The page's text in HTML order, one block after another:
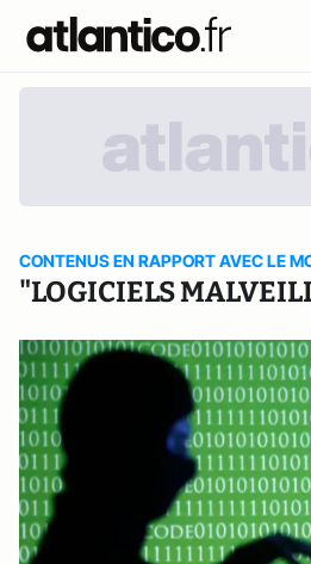
CONTENUS EN RAPPORT AVEC LE
"LOGICIELS